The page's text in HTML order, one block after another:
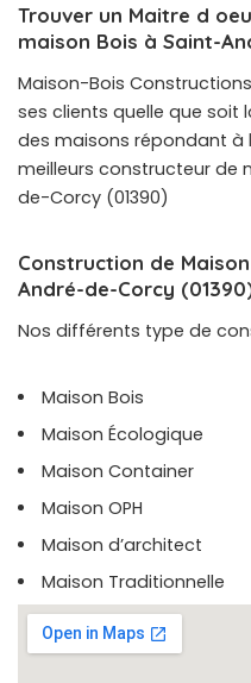
Trouver un Maitre d
maison Bois à Saint-
Maison-Bois
ses clients quelle que soit
des maisons répondant à
meilleurs constructeur de
de-Corcy (01390)
Construction de
André-de-Corcy
Nos différents type de
Maison Bois
Maison Écologique
Maison Container
Maison OPH
Maison d’architect
Maison Traditionnelle